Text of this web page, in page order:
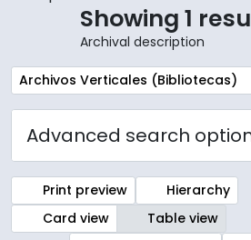
Showing 1
Archival description
Remove filter:
Archivos Verticales (Bibliotecas)
Advanced search
Print preview
Hierarchy
Card view
Table view